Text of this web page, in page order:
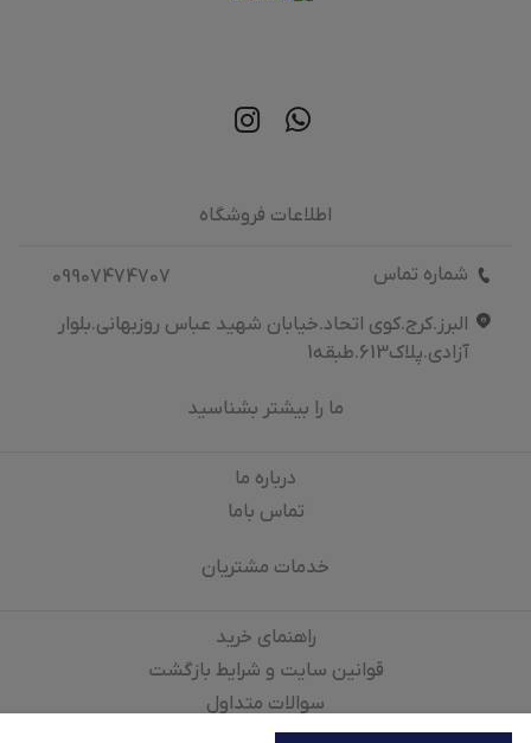
اطلاعات فروشگاه
شماره تماس
09907474707
البرز.کرج.کوی اتحاد.خیابان شهید عباس روزبهانی.بلوار
آزادی.پلاک613.طبقه1
ما را بیشتر بشناسید
درباره‌ ما
تماس باما
خدمات مشتریان
راهنمای خرید
قوانین سایت و شرایط بازگشت
سوالات متداول